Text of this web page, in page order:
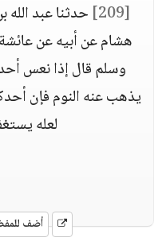
[209]
حدثنا عبد
هشام عن أبيه عن
وسلم قال إذا نعس
يذهب عنه النوم فإن
لعله
أضف